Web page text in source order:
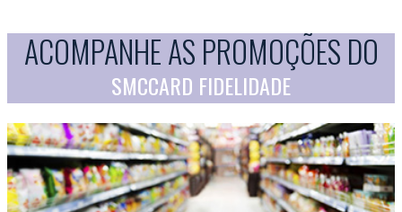
ACOMPANHE AS PROMOÇÕES DO
SMCCARD FIDELIDADE